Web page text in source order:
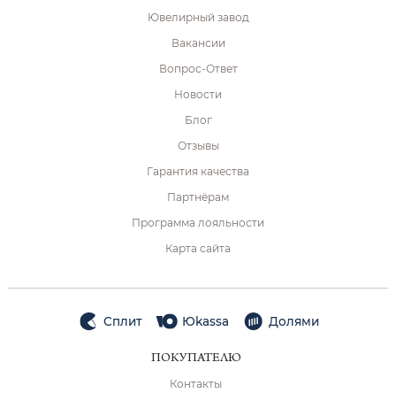
Ювелирный завод
Вакансии
Вопрос-Ответ
Новости
Блог
Отзывы
Гарантия качества
Партнёрам
Программа лояльности
Карта сайта
Сплит Юkassa Долями
ПОКУПАТЕЛЮ
Контакты